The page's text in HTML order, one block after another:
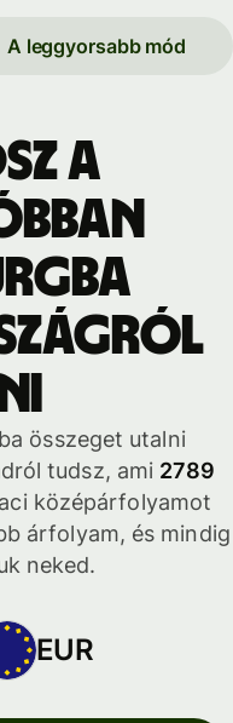
A leggyorsabb mód
a
összeget utalni
tudsz, ami 2789
középárfolyamot
árfolyam, és mindig
neked.
EUR